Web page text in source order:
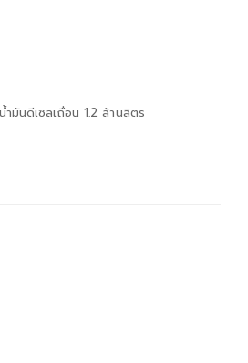
มันดีเซลเถื่อน 1.2 ล้านลิตร